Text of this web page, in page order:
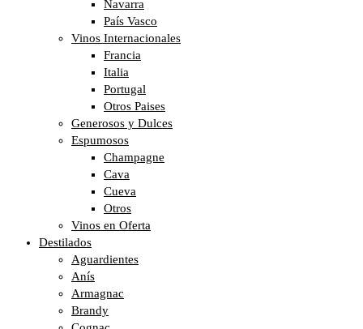
Navarra
País Vasco
Vinos Internacionales
Francia
Italia
Portugal
Otros Paises
Generosos y Dulces
Espumosos
Champagne
Cava
Cueva
Otros
Vinos en Oferta
Destilados
Aguardientes
Anís
Armagnac
Brandy